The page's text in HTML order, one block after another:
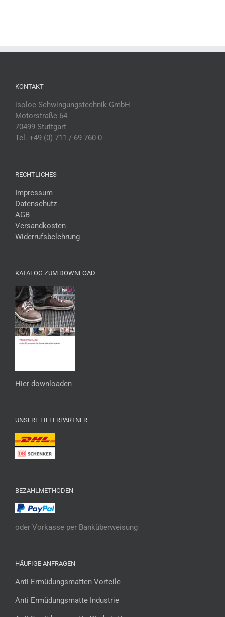
KONTAKT
isoloc Schwingungstechnik GmbH
Motorstraße 64
70499 Stuttgart
Tel. +49 (0) 711 / 69 760-0
RECHTLICHES
Impressum
Datenschutz
AGB
Versandkosten
Widerrufsbelehrung
KATALOG ZUM DOWNLOAD
Hier downloaden
UNSERE LIEFERPARTNER
BEZAHLMETHODEN
oder Vorkasse per Banküberweisung
HÄUFIGE ANFRAGEN
Anti-Ermüdungsmatten Vorteile
Anti Ermüdungsmatte Industrie